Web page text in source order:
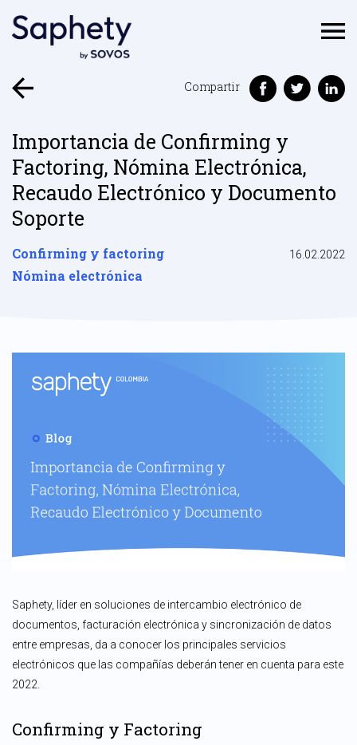
Importancia de Confirming y
Factoring, Nómina Electrónica,
Recaudo Electrónico y Documento
Soporte
Confirming y factoring
Nómina electrónica
16.02.2022
Compartir
Saphety, líder en soluciones de intercambio electrónico de
documentos, facturación electrónica y sincronización de datos
entre empresas, da a conocer los principales servicios
electrónicos que las compañías deberán tener en cuenta para este
2022.
Confirming y Factoring